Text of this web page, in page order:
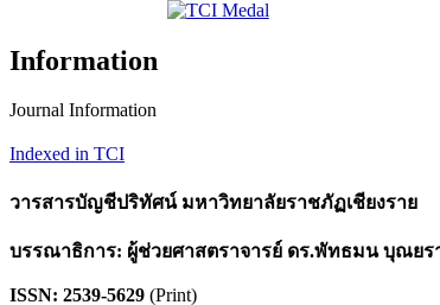
Information
Journal Information
Indexed in TCI
วารสารบัญชีปริทัศน์ มหาวิทยาลัยราชภัฏเชียงราย
บรรณาธิการ: ผู้ช่วยศาสตราจารย์ ดร.พัทธมน บุณยร
ISSN: 2539-5629 (Print)